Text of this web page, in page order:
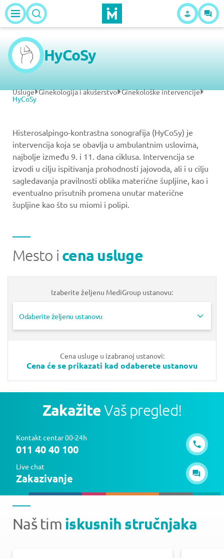
HyCoSy
Usluge Ginekologija i akušerstvo Ginekološke intervencije
HyCoSy
Histerosalpingo-kontrastna sonografija (HyCoSy) je
intervencija koja se obavlja u ambulantnim uslovima,
najbolje između 9. i 11. dana ciklusa. Intervencija se
izvodi u cilju ispitivanja prohodnosti jajovoda, ali i u cilju
sagledavanja pravilnosti oblika materične šupljine, kao i
eventualno prisutnih promena unutar materične
šupljine kao što su miomi i polipi.
Mesto i cena usluge
Izaberite željenu MediGroup ustanovu:
Odaberite željenu ustanovu
Cena usluge u izabranoj ustanovi:
Cena će se prikazati kad odaberete ustanovu
ZakažiteVaš pregled!
Kontakt centar 00-24h
011 40 40 100
Live chat
Zakazivanje
Naš tim iskusnih stručnjaka